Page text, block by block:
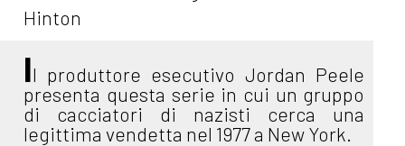
Hinton
Il produttore esecutivo Jordan Peele
presenta questa serie in cui un gruppo
di cacciatori di nazisti cerca una
legittima vendetta nel 1977 a New York.